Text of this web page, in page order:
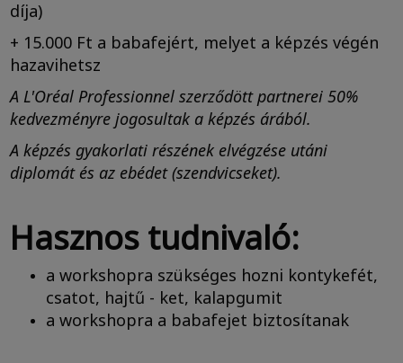
díja)
+ 15.000 Ft a babafejért, melyet a képzés végén
hazavihetsz
A L'Oréal Professionnel szerződött partnerei 50%
kedvezményre jogosultak a képzés árából.
A képzés gyakorlati részének elvégzése utáni
diplomát és az ebédet (szendvicseket).
Hasznos tudnivaló:
a workshopra szükséges hozni kontykefét,
csatot, hajtű - ket, kalapgumit
a workshopra a babafejet biztosítanak